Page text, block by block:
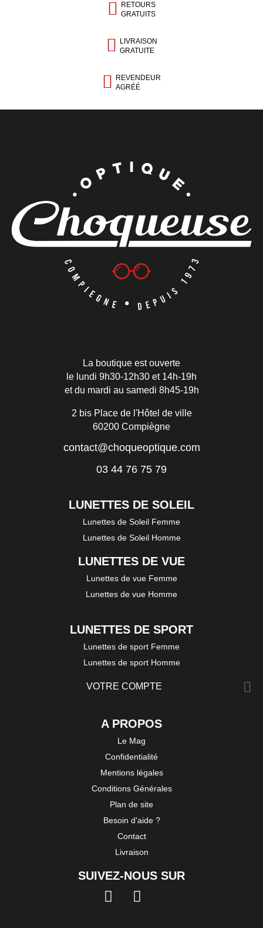
RETOURS
GRATUITS
LIVRAISON
GRATUITE
REVENDEUR
AGRÉÉ
La boutique est ouverte
le lundi 9h30-12h30 et 14h-19h
et du mardi au samedi 8h45-19h
2 bis Place de l'Hôtel de ville
60200 Compiègne
contact@choqueoptique.com
03 44 76 75 79
LUNETTES DE SOLEIL
Lunettes de Soleil Femme
Lunettes de Soleil Homme
LUNETTES DE VUE
Lunettes de vue Femme
Lunettes de vue Homme
LUNETTES DE SPORT
Lunettes de sport Femme
Lunettes de sport Homme
VOTRE COMPTE 
A PROPOS
Le Mag
Confidentialité
Mentions légales
Conditions Générales
Plan de site
Besoin d'aide ?
Contact
Livraison
SUIVEZ-NOUS SUR